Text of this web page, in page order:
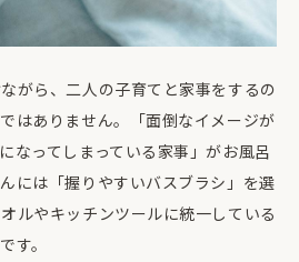
がら、二人の子育てと家事をするの
はありません。「面倒なイメージが
なってしまっている家事」がお風呂
には「握りやすいバスブラシ」を選
ルやキッチンツールに統一している
す。